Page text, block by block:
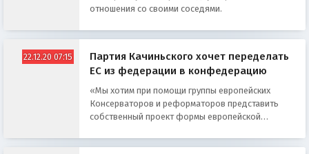
отношения со своими соседями.
22.12.20 07:15
Партия Качиньского хочет переделать
ЕС из федерации в конфедерацию
«Мы хотим при помощи группы европейских
Консерваторов и реформаторов представить
собственный проект формы европейской